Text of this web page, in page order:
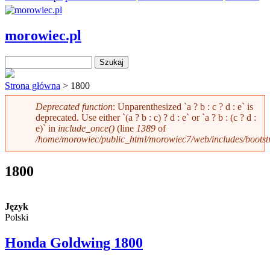
Przejdź do treści
morowiec.pl
Formularz wyszukiwania
Strona główna > 1800
Komunikat o błędzie
Deprecated function: Unparenthesized `a ? b : c ? d : e` is
deprecated. Use either `(a ? b : c) ? d : e` or `a ? b : (c ? d :
e)` in include_once() (line 1389 of
/home/morowiec/public_html/morowiec7/web/includes/
1800
Język
Polski
Honda Goldwing 1800